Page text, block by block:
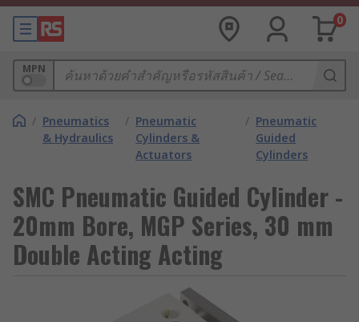
0
MPN
/ Pneumatics
& Hydraulics
/ Pneumatic
Cylinders &
Actuators
/ Pneumatic
Guided
Cylinders
SMC Pneumatic Guided Cylinder -
20mm Bore, MGP Series, 30 mm
Double Acting Acting